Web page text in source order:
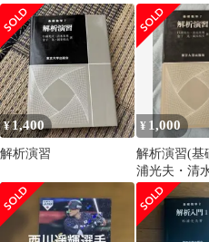
本）
¥1,400
解析演習
¥ 1,000
解析演習(基
浦光夫・清
子光・岡本和